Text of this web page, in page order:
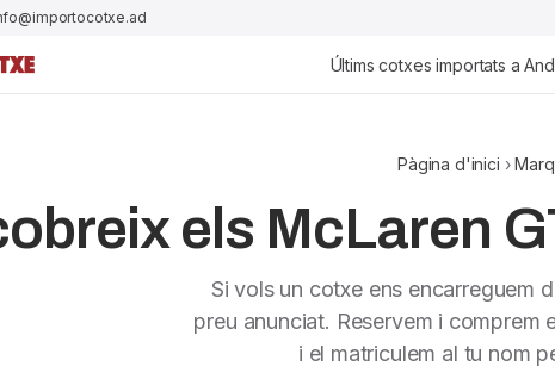
Últims cotxes importats a
Pàgina d'inici ›
els McLaren
Si vols un cotxe ens encarreguem
preu anunciat. Reservem i comprem
i el matriculem al tu nom